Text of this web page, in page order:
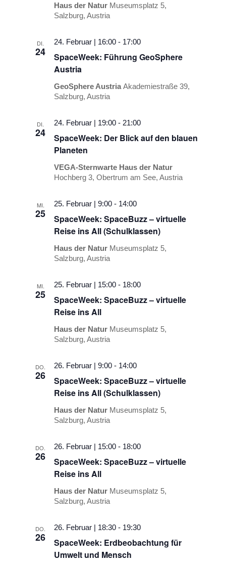
Haus der Natur Museumsplatz 5,
Salzburg, Austria
DI.
24
SpaceWeek: Führung GeoSphere
Austria
24. Februar | 16:00 - 17:00
GeoSphere AustriaAkademiestraße 39,
Salzburg, Austria
DI.
24
SpaceWeek: Der Blick auf den blauen
Planeten
24. Februar | 19:00 - 21:00
VEGA-Sternwarte Haus der Natur
Hochberg 3, Obertrum am See, Austria
MI.
25
SpaceWeek: SpaceBuzz – virtuelle
Reise ins All (Schulklassen)
25. Februar | 9:00 - 14:00
Haus der Natur Museumsplatz 5,
Salzburg, Austria
MI.
25
SpaceWeek: SpaceBuzz – virtuelle
Reise ins All
25. Februar | 15:00 - 18:00
Haus der Natur Museumsplatz 5,
Salzburg, Austria
DO.
26
SpaceWeek: SpaceBuzz – virtuelle
Reise ins All (Schulklassen)
26. Februar | 9:00 - 14:00
Haus der Natur Museumsplatz 5,
Salzburg, Austria
DO.
26
SpaceWeek: SpaceBuzz – virtuelle
Reise ins All
26. Februar | 15:00 - 18:00
Haus der Natur Museumsplatz 5,
Salzburg, Austria
DO.
26
SpaceWeek: Erdbeobachtung für
Umwelt und Mensch
26. Februar | 18:30 - 19:30